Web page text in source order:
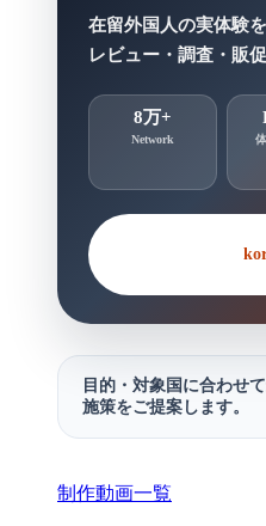
在留外国人の実体験を
レビュー・調査・販
8万+
Network
目的・対象国に合わせ
施策をご提案します。
制作動画一覧